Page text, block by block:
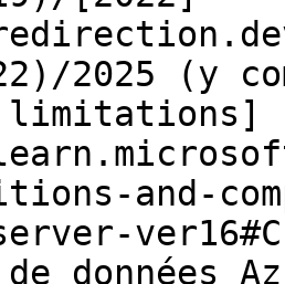
2025 (y
and-
données